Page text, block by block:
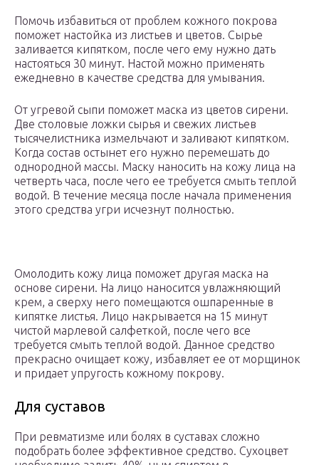
Помочь избавиться от проблем кожного покрова
поможет настойка из листьев и цветов. Сырье
заливается кипятком, после чего ему нужно дать
настояться 30 минут. Настой можно применять
ежедневно в качестве средства для умывания.
От угревой сыпи поможет маска из цветов сирени.
Две столовые ложки сырья и свежих листьев
тысячелистника измельчают и заливают кипятком.
Когда состав остынет его нужно перемешать до
однородной массы. Маску наносить на кожу лица на
четверть часа, после чего ее требуется смыть теплой
водой. В течение месяца после начала применения
этого средства угри исчезнут полностью.
Омолодить кожу лица поможет другая маска на
основе сирени. На лицо наносится увлажняющий
крем, а сверху него помещаются ошпаренные в
кипятке листья. Лицо накрывается на 15 минут
чистой марлевой салфеткой, после чего все
требуется смыть теплой водой. Данное средство
прекрасно очищает кожу, избавляет ее от морщинок
и придает упругость кожному покрову.
Для суставов
При ревматизме или болях в суставах сложно
подобрать более эффективное средство. Сухоцвет